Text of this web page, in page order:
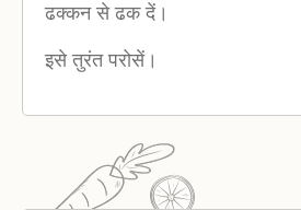
ढक्कन से ढक दें।
इसे तुरंत परोसें।